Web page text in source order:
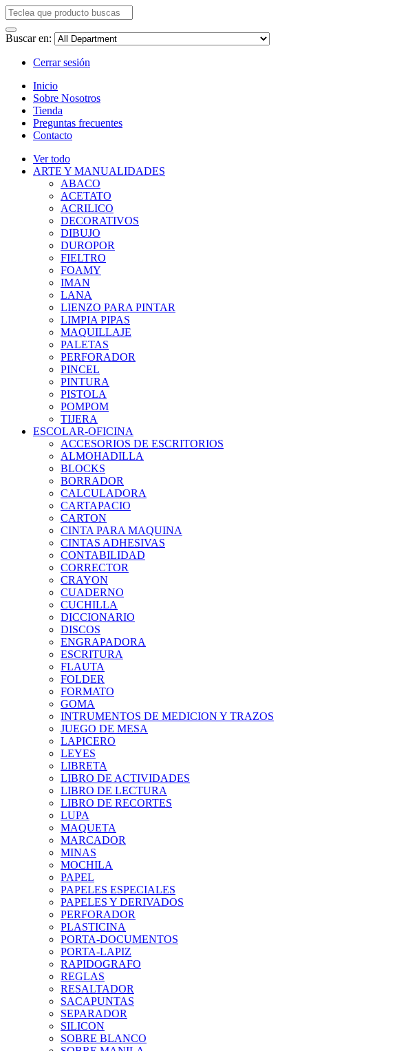
Buscar en:
Cerrar sesión
Inicio
Sobre Nosotros
Tienda
Preguntas frecuentes
Contacto
Ver todo
ARTE Y MANUALIDADES
ABACO
ACETATO
ACRILICO
DECORATIVOS
DIBUJO
DUROPOR
FIELTRO
FOAMY
IMAN
LANA
LIENZO PARA PINTAR
LIMPIA PIPAS
MAQUILLAJE
PALETAS
PERFORADOR
PINCEL
PINTURA
PISTOLA
POMPOM
TIJERA
ESCOLAR-OFICINA
ACCESORIOS DE ESCRITORIOS
ALMOHADILLA
BLOCKS
BORRADOR
CALCULADORA
CARTAPACIO
CARTON
CINTA PARA MAQUINA
CINTAS ADHESIVAS
CONTABILIDAD
CORRECTOR
CRAYON
CUADERNO
CUCHILLA
DICCIONARIO
DISCOS
ENGRAPADORA
ESCRITURA
FLAUTA
FOLDER
FORMATO
GOMA
INTRUMENTOS DE MEDICION Y TRAZOS
JUEGO DE MESA
LAPICERO
LEYES
LIBRETA
LIBRO DE ACTIVIDADES
LIBRO DE LECTURA
LIBRO DE RECORTES
LUPA
MAQUETA
MARCADOR
MINAS
MOCHILA
PAPEL
PAPELES ESPECIALES
PAPELES Y DERIVADOS
PERFORADOR
PLASTICINA
PORTA-DOCUMENTOS
PORTA-LAPIZ
RAPIDOGRAFO
REGLAS
RESALTADOR
SACAPUNTAS
SEPARADOR
SILICON
SOBRE BLANCO